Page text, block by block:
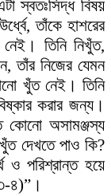
স্বতঃসিদ্ধ বিষয়
তাঁকে হাশরের
তিনি নিখুঁত,
তাঁর নিজের যেমন
খুঁত নেই। তিনি
করার জন্য।
কোনো অসামঞ্জস্য
দেখতে পাও কি?
ও পরিশ্রান্ত হয়ে
৪)”।